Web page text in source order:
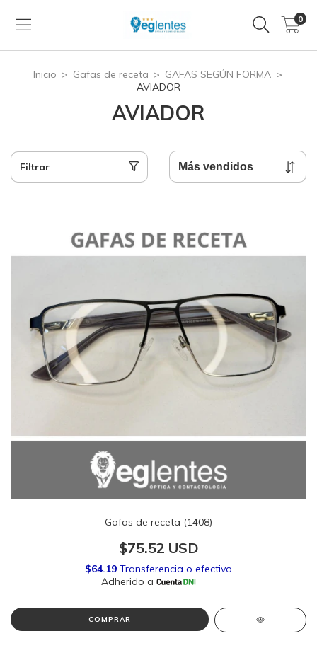
0
Inicio > Gafas de receta > GAFAS SEGÚN FORMA >
AVIADOR
AVIADOR
Filtrar
Gafas de receta (1408)
$75.52 USD